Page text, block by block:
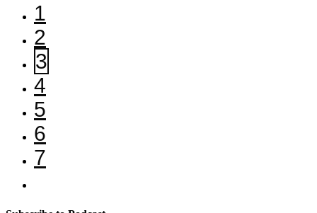
1
2
3
4
5
6
7